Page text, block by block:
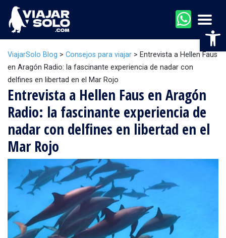
ViajarSolo Blog > Consejos para viajar > Entrevista a Hellen Faus
en Aragón Radio: la fascinante experiencia de nadar con
delfines en libertad en el Mar Rojo
Entrevista a Hellen Faus en Aragón
Radio: la fascinante experiencia de
nadar con delfines en libertad en el
Mar Rojo